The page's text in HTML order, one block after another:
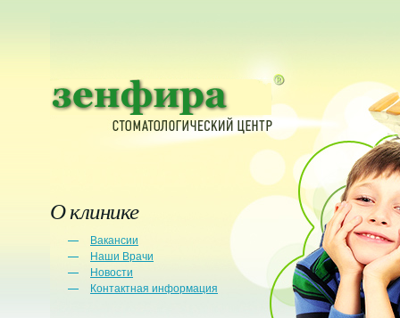
О клинике
Вакансии
Наши Врачи
Новости
Контактная информация